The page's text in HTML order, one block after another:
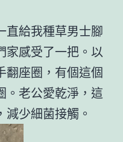
直給我種草男士腳
家感受了一把。以
翻座圈，有個這個
。老公愛乾淨，這
少細菌接觸。